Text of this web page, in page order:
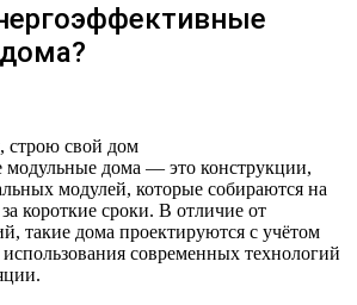
строю свой дом
дома — это конструкции,
модулей, которые собираются на
за короткие сроки. В отличие от
такие дома проектируются с учётом
современных технологий